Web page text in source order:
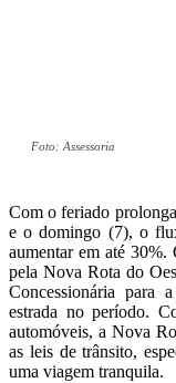
Foto: Assessoria
Com o feriado
e o domingo (7), o
aumentar em até 30%.
pela Nova Rota do
Concessionária para
estrada no período.
automóveis, a Nova
as leis de trânsito,
uma viagem tranquila.